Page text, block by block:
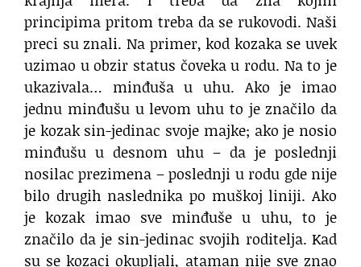
principima pritom treba da se rukovodi. Naši
preci su znali. Na primer, kod kozaka se uvek
uzimao u obzir status čoveka u rodu. Na to je
ukazivala… minđuša u uhu. Ako je imao
jednu minđušu u levom uhu to je značilo da
je kozak sin-jedinac svoje majke; ako je nosio
minđušu u desnom uhu – da je poslednji
nosilac prezimena – poslednji u rodu gde nije
bilo drugih naslednika po muškoj liniji. Ako
je kozak imao sve minđuše u uhu, to je
značilo da je sin-jedinac svojih roditelja. Kad
su se kozaci okupljali, ataman nije sve znao